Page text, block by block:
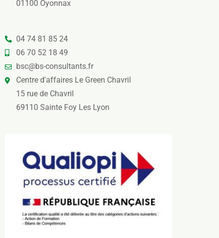
01100 Oyonnax
04 74 81 85 24
06 70 52 18 49
bsc@bs-consultants.fr
Centre d'affaires Le Green Chavril
15 rue de Chavril
69110 Sainte Foy Les Lyon